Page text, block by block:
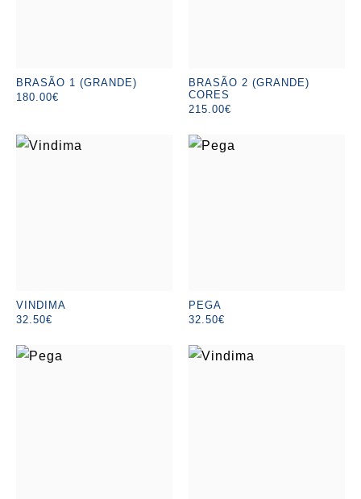
BRASÃO 1 (GRANDE)
180.00€
BRASÃO 2 (GRANDE)
CORES
215.00€
VINDIMA
32.50€
PEGA
32.50€